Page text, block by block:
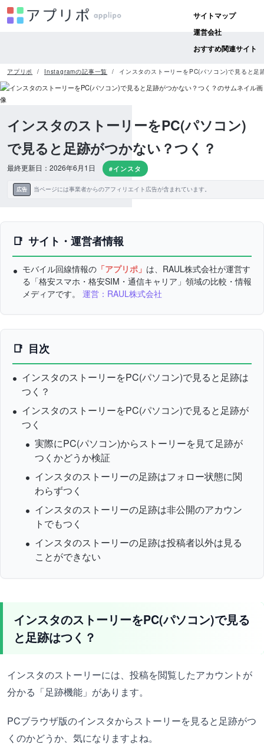
サイトマップ
運営会社
おすすめ関連サイト
アプリポ Instagramの記事一覧 インスタのストーリーをPC(パソコン)で見ると足
インスタのストーリーをPC(パソコン)
で見ると足跡がつかない？つく？
最終更新日：2026年6月1日 #インスタ
広告 当ページには事業者からのアフィリエイト広告が含まれています。
サイト・運営者情報
モバイル回線情報の 「アプリポ」 は、RAUL株式会社が運営す
る「格安スマホ・格安SIM・通信キャリア」領域の比較・情報
メディアです。 運営：RAUL株式会社
目次
インスタのストーリーをPC(パソコン)で見ると足跡は
つく？
インスタのストーリーをPC(パソコン)で見ると足跡が
つく
実際にPC(パソコン)からストーリーを見て足跡が
つくかどうか検証
インスタのストーリーの足跡はフォロー状態に関
わらずつく
インスタのストーリーの足跡は非公開のアカウン
トでもつく
インスタのストーリーの足跡は投稿者以外は見る
ことができない
インスタのストーリーをPC(パソコン)で見る
と足跡はつく？
インスタのストーリーには、投稿を閲覧したアカウントが
分かる「足跡機能」があります。
PCブラウザ版のインスタからストーリーを見ると足跡がつ
くのかどうか、気になりますよね。